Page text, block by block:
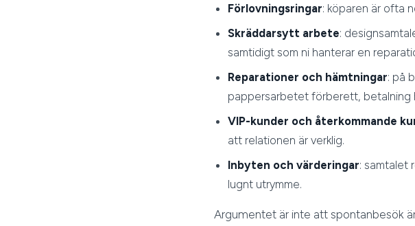
Förlovningsringar: köparen är ofta
Skräddarsytt arbete:
samtidigt som ni hanterar en
Reparationer och hämtningar: på
pappersarbetet förberett, betalning
VIP-kunder och återkommande
att relationen är verklig.
Inbyten och värderingar: samtalet
lugnt utrymme.
Argumentet är inte att spontanbesök